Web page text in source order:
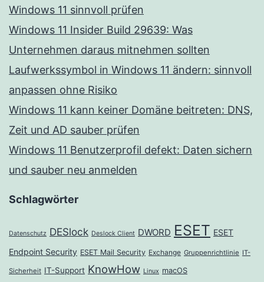
Windows 11 sinnvoll prüfen
Windows 11 Insider Build 29639: Was
Unternehmen daraus mitnehmen sollten
Laufwerkssymbol in Windows 11 ändern: sinnvoll
anpassen ohne Risiko
Windows 11 kann keiner Domäne beitreten: DNS,
Zeit und AD sauber prüfen
Windows 11 Benutzerprofil defekt: Daten sichern
und sauber neu anmelden
Schlagwörter
Datenschutz DESlock Deslock Client DWORD ESET ESET
Endpoint Security ESET Mail Security Exchange Gruppenrichtlinie IT-
Sicherheit IT-Support KnowHow Linux macOS